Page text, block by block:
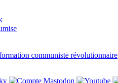
communiste révolutionnaire